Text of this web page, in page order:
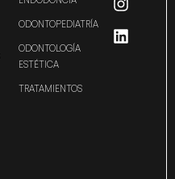
ODONTOPEDIATRÍA
ODONTOLOGÍA
ESTÉTICA
TRATAMIENTOS